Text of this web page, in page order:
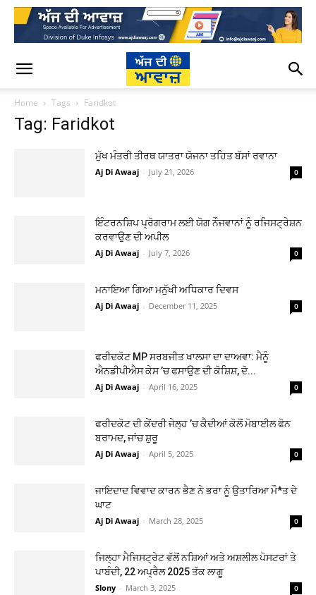
Home Tags Faridkot
Tag: Faridkot
ਮੁੱਖ ਮੰਤਰੀ ਤੀਰਥ ਯਾਤਰਾ ਯੋਜਨਾ ਤਹਿਤ ਬੱਸਾਂ ਰਵਾਨਾ
Aj Di Awaaj - July 21, 2026 0
ਇੰਟਰਨਸ਼ਿਪ ਪ੍ਰੋਗਰਾਮ ਲਈ ਯੋਗ ਨੌਜਵਾਨਾਂ ਨੂੰ ਰਜਿਸਟ੍ਰੇਸ਼ਨ
ਕਰਵਾਉਣ ਦੀ ਅਪੀਲ
Aj Di Awaaj - July 7, 2026 0
ਮਨਾਇਆ ਗਿਆ ਮਨੁੱਖੀ ਅਧਿਕਾਰ ਦਿਵਸ
Aj Di Awaaj - December 11, 2025 0
ਫਰੀਦਕੋਟ MP ਸਰਬਜੀਤ ਖਾਲਸਾ ਦਾ ਦਾਅਵਾ: ਮੈਨੂੰ
ਐਨਡੀਪੀਐਸ ਕੇਸ ’ਚ ਫਸਾਉਣ ਦੀ ਕੋਸ਼ਿਸ਼, ਦੋ...
Aj Di Awaaj - April 16, 2025 0
ਫਰੀਦਕੋਟ ਦੀ ਕੇਂਦਰੀ ਜੇਲ੍ਹ ’ਚ ਕੈਦੀਆਂ ਕੋਲੋਂ ਮੋਬਾਈਲ ਫੋਨ
ਬਰਾਮਦ, ਜਾਂਚ ਸ਼ੁਰੂ
Aj Di Awaaj - April 5, 2025 0
ਜਾਇਦਾਦ ਵਿਵਾਦ ਕਾਰਨ ਭੈਣ ਨੇ ਭਰਾ ਨੂੰ ਉਤਾਰਿਆ ਮੌ*ਤ ਦੇ
ਘਾਟ
Aj Di Awaaj - March 28, 2025 0
ਜਿਲ੍ਹਾ ਮੈਜਿਸਟ੍ਰੇਟ ਵੱਲੋਂ ਨਸ਼ਿਆਂ ਅਤੇ ਅਸ਼ਲੀਲ ਪੋਸਟਰਾਂ ਤੇ
ਪਾਬੰਦੀ, 22 ਅਪ੍ਰੈਲ 2025 ਤੱਕ ਲਾਗੂ
Slony - March 3, 2025 0